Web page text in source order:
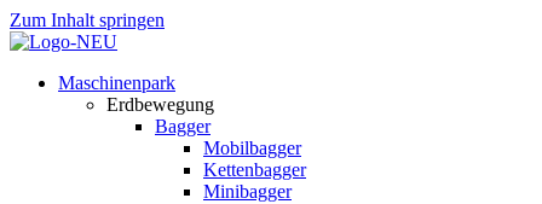
Zum Inhalt springen
Maschinenpark
Erdbewegung
Bagger
Mobilbagger
Kettenbagger
Minibagger